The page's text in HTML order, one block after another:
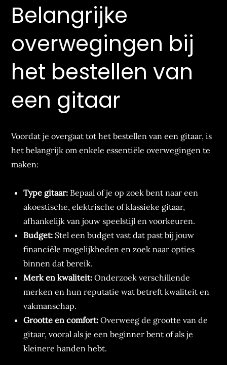
Belangrijke
overwegingen bij
het bestellen van
een gitaar
Voordat je overgaat tot het bestellen van een gitaar, is
het belangrijk om enkele essentiële overwegingen te
maken:
Type gitaar: Bepaal of je op zoek bent naar een
akoestische, elektrische of klassieke gitaar,
afhankelijk van jouw speelstijl en voorkeuren.
Budget: Stel een budget vast dat past bij jouw
financiële mogelijkheden en zoek naar opties
binnen dat bereik.
Merk en kwaliteit: Onderzoek verschillende
merken en hun reputatie wat betreft kwaliteit en
vakmanschap.
Grootte en comfort: Overweeg de grootte van de
gitaar, vooral als je een beginner bent of als je
kleinere handen hebt.